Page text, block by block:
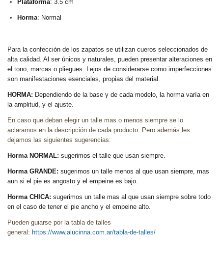
Plataforma: 3.5 cm
Horma: Normal
Para la confección de los zapatos se utilizan cueros seleccionados de
alta calidad. Al ser únicos y naturales, pueden presentar alteraciones en
el tono, marcas o pliegues. Lejos de considerarse como imperfecciones
son manifestaciones esenciales, propias del material.
HORMA: Dependiendo de la base y de cada modelo, la horma varía en
la amplitud, y el ajuste.
En caso que deban elegir un talle mas o menos siempre se lo
aclaramos en la descripción de cada producto. Pero además les
dejamos las siguientes sugerencias:
Horma NORMAL: sugerimos el talle que usan siempre.
Horma GRANDE: sugerimos un talle menos al que usan siempre, mas
aun si el pie es angosto y el empeine es bajo.
Horma CHICA: sugerimos un talle mas al que usan siempre sobre todo
en el caso de tener el pie ancho y el empeine alto.
Pueden guiarse por la tabla de talles
general: https://www.alucinna.com.ar/tabla-de-talles/